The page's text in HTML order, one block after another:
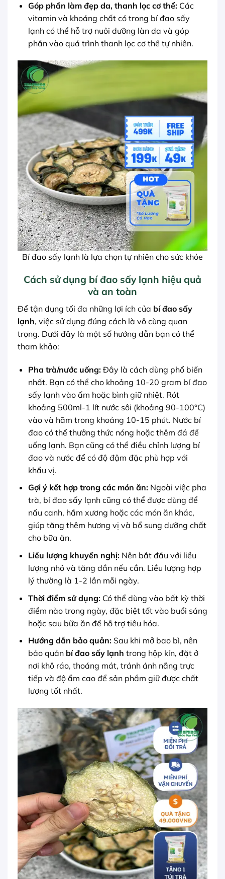
Góp phần làm đẹp da, thanh lọc cơ thể:Các
vitamin và khoáng chất có trong bí đao sấy
lạnh có thể hỗ trợ nuôi dưỡng làn da và góp
phần vào quá trình thanh lọc cơ thể tự nhiên.
Bí đao sấy lạnh là lựa chọn tự nhiên cho sức khỏe
Cách sử dụng bí đao sấy lạnh hiệu quả
và an toàn
Để tận dụng tối đa những lợi ích của bí đao sấy
lạnh, việc sử dụng đúng cách là vô cùng quan
trọng. Dưới đây là một số hướng dẫn bạn có thể
tham khảo:
Pha trà/nước uống:Đây là cách dùng phổ biến
nhất. Bạn có thể cho khoảng 10-20 gram bí đao
sấy lạnh vào ấm hoặc bình giữ nhiệt. Rót
khoảng 500ml-1 lít nước sôi (khoảng 90-100°C)
vào và hãm trong khoảng 10-15 phút. Nước bí
đao có thể thưởng thức nóng hoặc thêm đá để
uống lạnh. Bạn cũng có thể điều chỉnh lượng bí
đao và nước để có độ đậm đặc phù hợp với
khẩu vị.
Gợi ý kết hợp trong các món ăn:Ngoài việc pha
trà, bí đao sấy lạnh cũng có thể được dùng để
nấu canh, hầm xương hoặc các món ăn khác,
giúp tăng thêm hương vị và bổ sung dưỡng chất
cho bữa ăn.
Liều lượng khuyến nghị:Nên bắt đầu với liều
lượng nhỏ và tăng dần nếu cần. Liều lượng hợp
lý thường là 1-2 lần mỗi ngày.
Thời điểm sử dụng:Có thể dùng vào bất kỳ thời
điểm nào trong ngày, đặc biệt tốt vào buổi sáng
hoặc sau bữa ăn để hỗ trợ tiêu hóa.
Hướng dẫn bảo quản:Sau khi mở bao bì, nên
bảo quản bí đao sấy lạnh trong hộp kín, đặt ở
nơi khô ráo, thoáng mát, tránh ánh nắng trực
tiếp và độ ẩm cao để sản phẩm giữ được chất
lượng tốt nhất.